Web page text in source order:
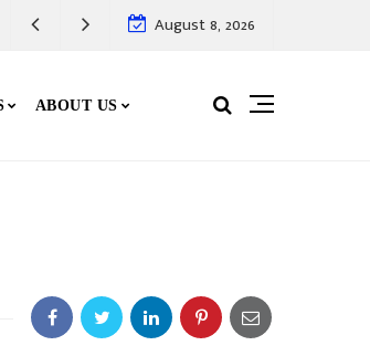
August 8, 2026
ABOUT US